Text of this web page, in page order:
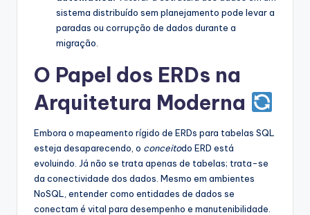
sistema distribuído sem planejamento pode levar a
paradas ou corrupção de dados durante a
migração.
O Papel dos ERDs na
Arquitetura Moderna
Embora o mapeamento rígido de ERDs para tabelas SQL
esteja desaparecendo, o conceitodo ERD está
evoluindo. Já não se trata apenas de tabelas; trata-se
da conectividade dos dados. Mesmo em ambientes
NoSQL, entender como entidades de dados se
conectam é vital para desempenho e manutenibilidade.